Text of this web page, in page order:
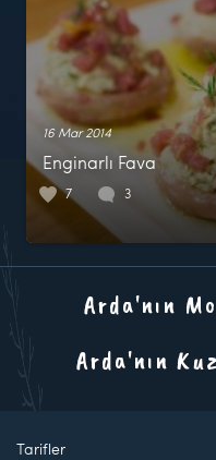
16 Mar 2014
Enginarlı Fava
7 3
Arda'nın
Arda'nın
Tarifler